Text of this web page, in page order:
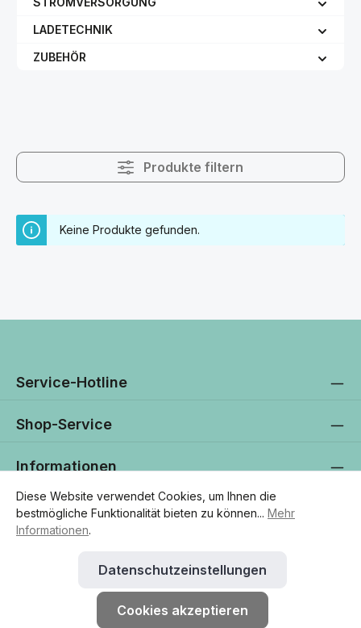
LADETECHNIK
ZUBEHÖR
Produkte filtern
Keine Produkte gefunden.
Service-Hotline
Shop-Service
Informationen
Newsletter
ggf. Nachnahmegebühren, wenn nicht anders angegeben.
Diese Website verwendet Cookies, um Ihnen die
bestmögliche Funktionalität bieten zu können... Mehr
Informationen.
Datenschutzeinstellungen
Cookies akzeptieren